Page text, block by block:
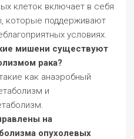
клеток включает в себя
которые поддерживают
условиях.
мишени существуют
рака?
как анаэробный
и
на
опухолевых